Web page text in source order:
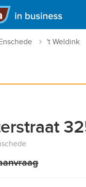
't Weldink